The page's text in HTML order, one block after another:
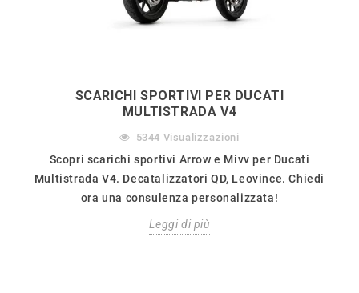
SCARICHI SPORTIVI PER DUCATI
MULTISTRADA V4
5344 Visualizzazioni
Scopri scarichi sportivi Arrow e Mivv per Ducati
Multistrada V4. Decatalizzatori QD, Leovince. Chiedi
ora una consulenza personalizzata!
Leggi di più